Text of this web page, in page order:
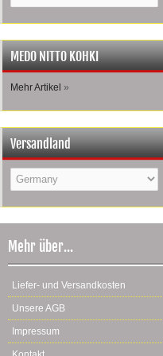
MEDO NITTO KOHKI
Mehr Artikel »
Versandland
Mehr über...
Liefer- und Versandkosten
Unsere AGB
Impressum